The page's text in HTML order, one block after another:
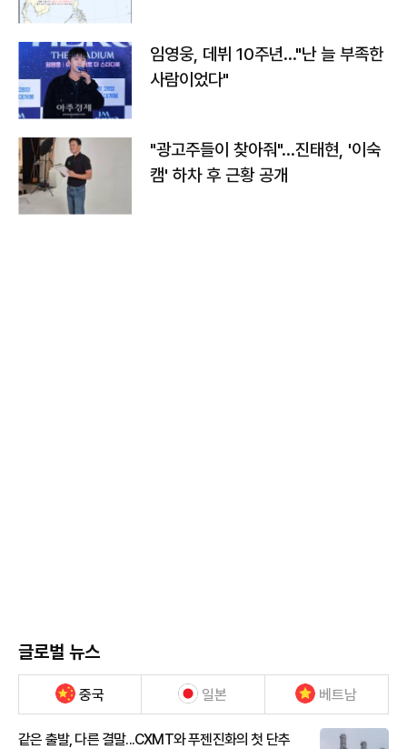
임영웅, 데뷔 10주년…"난 늘 부족한
사람이었다"
"광고주들이 찾아줘"…진태현, '이숙
캠' 하차 후 근황 공개
글로벌 뉴스
중국 일본 베트남
같은 출발, 다른 결말...CXMT와 푸젠진화의 첫 단추